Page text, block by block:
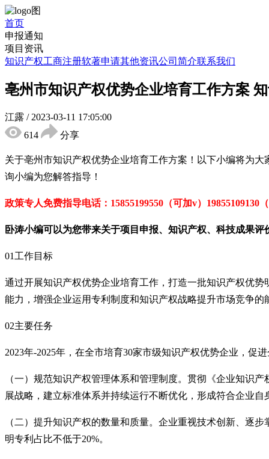
首页
申报通知
项目资讯
知识产权工商注册软著申请其他资讯公司简介联系我们
亳州市知识产权优势企业培育工作方案
江露 / 2023-03-11 17:05:00
614
分享
关于亳州市知识产权优势企业培育工作方案！以下小编将为
询小编为您解答指导！
政策专人免费指导电话： 15855199550 （可加v） 19855109130
卧涛小编可以为您带来关于项目申报、知识产权、科技成果
01工作目标
通过开展知识产权优势企业培育工作，打造一批知识产权优
能力，增强企业运用专利制度和知识产权战略提升市场竞争
02主要任务
2023年-2025年，在全市培育30家市级知识产权优势企业，促
（一）规范知识产权管理体系和管理制度。贯彻《企业知识
展战略，建立标准体系并持续运行不断优化，形成符合企业
（二）提升知识产权的数量和质量。企业重视技术创新、逐
明专利占比不低于20%。